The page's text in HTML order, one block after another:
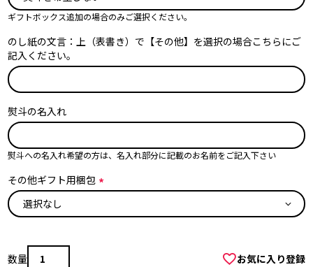
ギフトボックス追加の場合のみご選択ください。
のし紙の文言：上（表書き）で【その他】を選択の場合こちらにご
記入ください。
熨斗の名入れ
熨斗への名入れ希望の方は、名入れ部分に記載のお名前をご記入下さい
その他ギフト用梱包
お気に入り登録